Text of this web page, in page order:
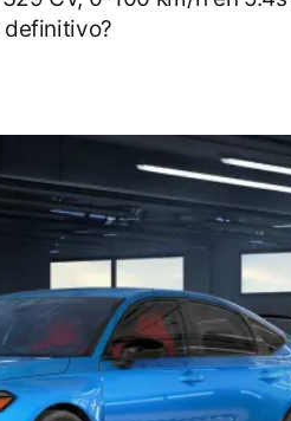
definitivo?